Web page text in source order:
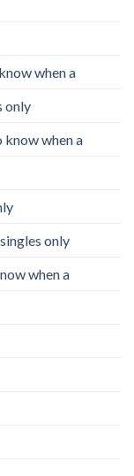
when a
only
when a
only
when a